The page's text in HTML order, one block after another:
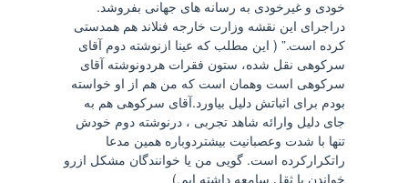
خودی و غیرخودی به رسانه های جهانی بفروشد.
دراجرای این نقشه وزارت خارجه فنلاند هم همدستی
کرده است.” ( این مطلب که عینا ازنوشته دوم آقای
سرکوهی نقل شده، ستون فقرات هردونوشته آقای
سرکوهی است وهمان است که من هم از او خواسته
بودم برای اثباتش دلیل بیاورد.آقای سرکوهی هم به
جای دلیل وارائه شاهد تجربی ، درنوشته دوم خودش
تنها با شدت وعصبانیت بیشتردوباره همین مدعا
راتکرارکرده است. گویی من یا خوانندگان مشکل ازرو
خواندن یا ثقل سامعه داشته ایم.)